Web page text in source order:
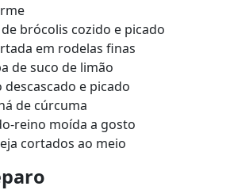
brócolis cozido e picado
em rodelas finas
de suco de limão
descascado e picado
de cúrcuma
reino moída a gosto
cortados ao meio